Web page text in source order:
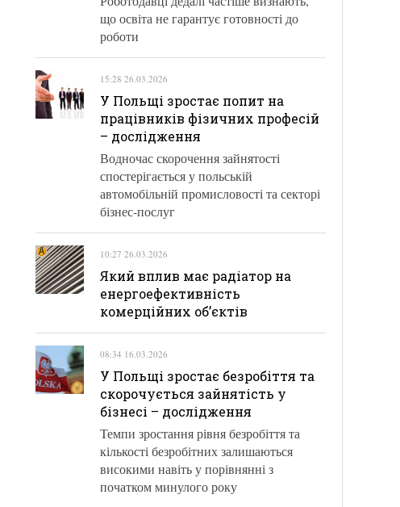
що освіта не гарантує готовності до
роботи
15:28 26.03.2026
У Польщі зростає попит на
працівників фізичних професій
– дослідження
Водночас скорочення зайнятості
спостерігається у польській
автомобільній промисловості та секторі
бізнес-послуг
10:27 26.03.2026
Який вплив має радіатор на
енергоефективність
комерційних об’єктів
08:34 16.03.2026
У Польщі зростає безробіття та
скорочується зайнятість у
бізнесі – дослідження
Темпи зростання рівня безробіття та
кількості безробітних залишаються
високими навіть у порівнянні з
початком минулого року